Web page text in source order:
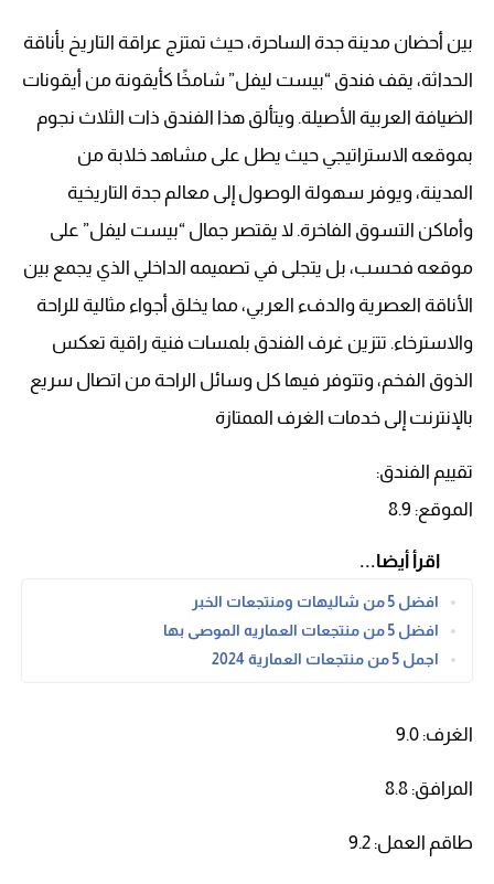
بين أحضان مدينة جدة الساحرة، حيث تمتزج عراقة التاريخ بأناقة
الحداثة، يقف فندق “بيست ليفل” شامخًا كأيقونة من أيقونات
الضيافة العربية الأصيلة. ويتألق هذا الفندق ذات الثلاث نجوم
بموقعه الاستراتيجي حيث يطل على مشاهد خلابة من
المدينة، ويوفر سهولة الوصول إلى معالم جدة التاريخية
وأماكن التسوق الفاخرة. لا يقتصر جمال “بيست ليفل” على
موقعه فحسب، بل يتجلى في تصميمه الداخلي الذي يجمع بين
الأناقة العصرية والدفء العربي، مما يخلق أجواء مثالية للراحة
والاسترخاء. تتزين غرف الفندق بلمسات فنية راقية تعكس
الذوق الفخم، وتتوفر فيها كل وسائل الراحة من اتصال سريع
بالإنترنت إلى خدمات الغرف الممتازة
تقييم الفندق:
الموقع: 8.9
اقرأ أيضا...
افضل 5 من شاليهات ومنتجعات الخبر
افضل 5 من منتجعات العماريه الموصى بها
اجمل 5 من منتجعات العمارية 2024
الغرف: 9.0
المرافق: 8.8
طاقم العمل: 9.2